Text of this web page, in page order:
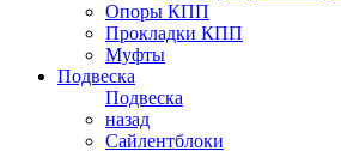
Опоры КПП
Прокладки КПП
Муфты
Подвеска
Подвеска
назад
Сайлентблоки